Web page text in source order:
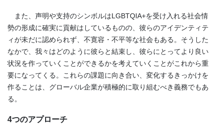
また、声明や支持のシンボルはLGBTQIA+を受け入れる社会情
勢の形成に確実に貢献はしているものの、彼らのアイデンティテ
ィが未だに認められず、不寛容・不平等な社会もある。そうした
なかで、我々はどのように彼らと結束し、彼らにとってより良い
状況を作っていくことができるかを考えていくことがこれから重
要になってくる。これらの課題に向き合い、変化するきっかけを
作ることは、グローバル企業が積極的に取り組むべき義務でもあ
る。
4つのアプローチ